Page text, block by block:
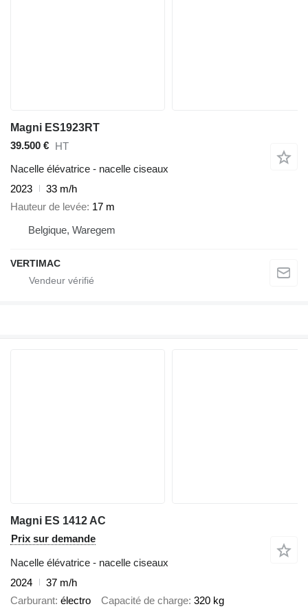
Magni ES1923RT
39.500 € HT
Nacelle élévatrice - nacelle ciseaux
2023
33 m/h
Hauteur de levée 17 m
Belgique, Waregem
VERTIMAC
Magni ES 1412 AC
Prix sur demande
Nacelle élévatrice - nacelle ciseaux
2024
37 m/h
Carburant électro Capacité de charge 320 kg